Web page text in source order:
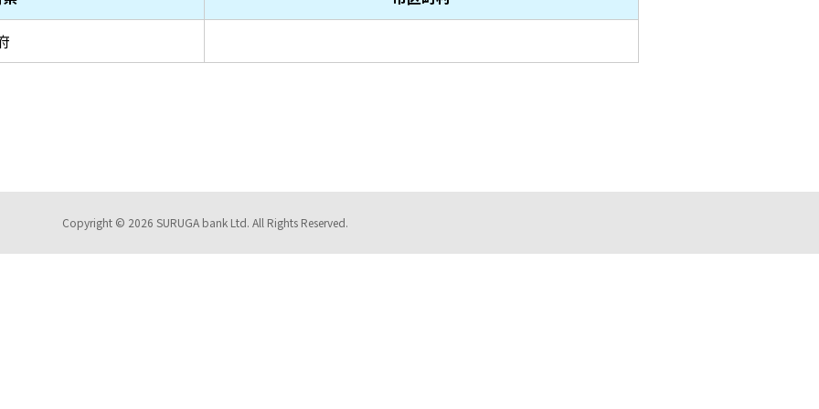
Copyright © 2026 SURUGA bank Ltd. All Rights Reserved.